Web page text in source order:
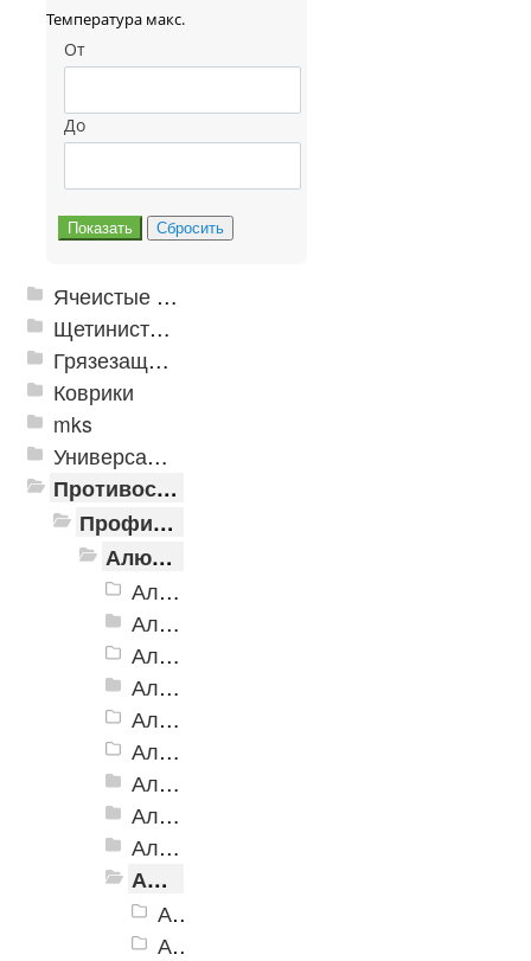
Температура макс.
От
До
Ячеистые грязезащитные покрытия
Щетинистые покрытия
Грязезащитные, влаговпитывающие покрытия
Коврики
mks
Универсальные модульные покрытия
Противоскользящая защита для лестниц, профили, ленты
Профили алюминиевые с резиновой вставкой
Алюминиевая полоса с резиновыми вставками
Алюминиевая Полоса с резиновой вставкой АП-32 Евро, 2500мм
Алюминиевая Полоса с резиновой вставкой АП-40
Алюминиевая Полоса с резиновой вставкой АП-42 Евро, 2500мм
Алюминиевая Полоса с резиновой вставкой АП-46
Алюминиевая Полоса АП-46 (с клеевой основой)
Алюминиевая полоса с двумя резиновыми вставками АП-72
Алюминиевая Полоса с двумя резиновыми вставками АП-70
Алюминиевая Полоса с двумя резиновыми вставками АП-86 Премиум
Алюминиевая Полоса с тремя резиновыми вставками АП-100
Алюминиевая Полоса с пятью резиновыми вставками АП-162
Алюминиевая Полоса АП-162, черная
Алюминиевая Полоса АП-162, темно-коричневый